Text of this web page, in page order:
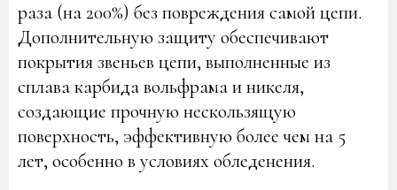
раза (на 200%) без повреждения самой цепи.
Дополнительную защиту обеспечивают
покрытия звеньев цепи, выполненные из
сплава карбида вольфрама и никеля,
создающие прочную нескользящую
поверхность, эффективную более чем на 5
лет, особенно в условиях обледенения.